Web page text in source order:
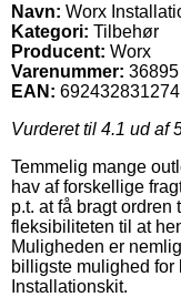
Navn: Worx
Kategori: Tilbehør
Producent: Worx
Varenummer: 36895
EAN:
Vurderet til 4.1 ud af
Temmelig mange
hav af forskellige
p.t. at få bragt
fleksibiliteten til at
Muligheden er
billigste mulighed
Installationskit.